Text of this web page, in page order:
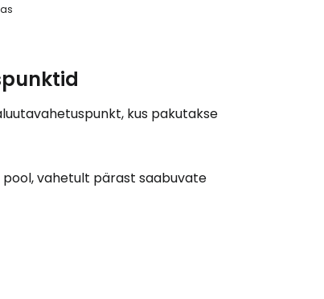
kus pakutakse
pool, vahetult pärast saabuvate